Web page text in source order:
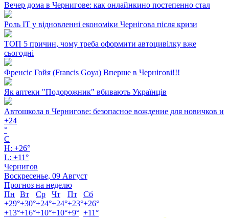
Вечер дома в Чернигове: как онлайнкино постепенно стал
Роль ІТ у відновленні економіки Чернігова після кризи
ТОП 5 причин, чому треба оформити автоцивілку вже
сьогодні
Френсіс Гойя (Francis Goya) Вперше в Чернігові!!!
Як аптеки "Подорожник" вбивають Українців
Автошкола в Чернигове: безопасное вождение для новичков и
+24
°
C
H: +26°
L: +11°
Чернигов
Воскресенье, 09 Август
Прогноз на неделю
Пн
Вт Ср Чт Пт
Сб
+29°+30°+24°+24°+23°+26°
+13°+16°+10°+10°+9° +11°